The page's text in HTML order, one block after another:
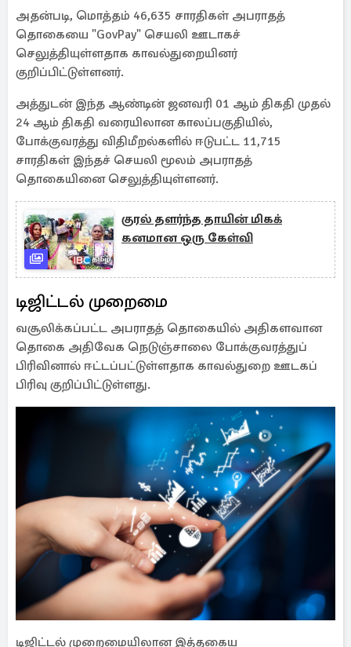
அதன்படி, மொத்தம் 46,635 சாரதிகள் அபராதத்
தொகையை "GovPay" செயலி ஊடாகச்
செலுத்தியுள்ளதாக காவல்துறையினர்
குறிப்பிட்டுள்ளனர்.
அத்துடன் இந்த ஆண்டின் ஜனவரி 01 ஆம் திகதி முதல்
24 ஆம் திகதி வரையிலான காலப்பகுதியில்,
போக்குவரத்து விதிமீறல்களில் ஈடுபட்ட 11,715
சாரதிகள் இந்தச் செயலி மூலம் அபராதத்
தொகையினை செலுத்தியுள்ளனர்.
குரல் தளர்ந்த தாயின் மிகக்
கனமான ஒரு கேள்வி
டிஜிட்டல் முறைமை
வசூலிக்கப்பட்ட அபராதத் தொகையில் அதிகளவான
தொகை அதிவேக நெடுஞ்சாலை போக்குவரத்துப்
பிரிவினால் ஈட்டப்பட்டுள்ளதாக காவல்துறை ஊடகப்
பிரிவு குறிப்பிட்டுள்ளது.
டிஜிட்டல் முறைமையிலான இத்தகைய